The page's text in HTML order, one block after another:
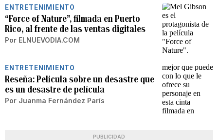
ENTRETENIMIENTO
“Force of Nature”, filmada en Puerto
Rico, al frente de las ventas digitales
Por ELNUEVODIA.COM
ENTRETENIMIENTO
Reseña: Película sobre un desastre que
es un desastre de película
Por Juanma Fernández París
PUBLICIDAD